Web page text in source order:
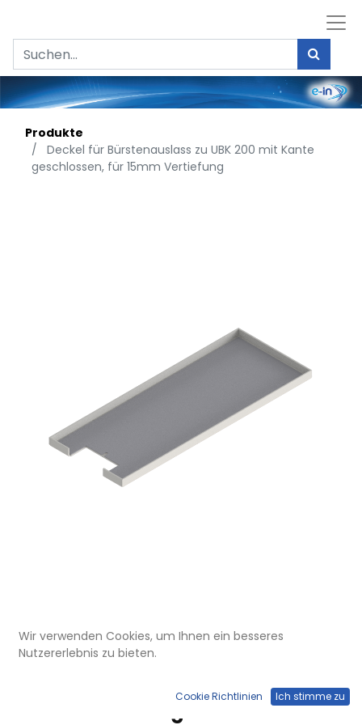
Produkte
Deckel für Bürstenauslass zu UBK 200 mit Kante
geschlossen, für 15mm Vertiefung
UBK 201 155
Deckel für Bürstenauslass zu UBK
200 mit Kante geschlossen, für
Wir verwenden Cookies, um Ihnen ein besseres
Nutzererlebnis zu bieten.
Cookie Richtlinien Ich stimme zu